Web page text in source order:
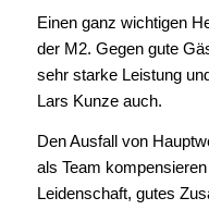
Einen ganz wichtigen
der M2. Gegen gute
sehr starke Leistung
Lars Kunze auch.
Den Ausfall von
als Team
Leidenschaft, gutes